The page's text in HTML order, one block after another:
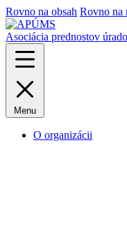
Rovno na obsah Rovno na
Asociácia prednostov
Menu
O organizácii